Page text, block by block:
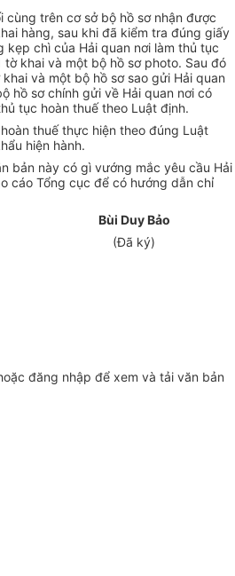
cùng trên cơ sở bộ hồ sơ nhận được
hàng, sau khi đã kiểm tra đúng giấy
kẹp chì của Hải quan nơi làm thủ tục
khai và một bộ hồ sơ photo. Sau đó
và một bộ hồ sơ sao gửi Hải quan
hồ sơ chính gửi về Hải quan nơi có
tục hoàn thuế theo Luật định.
thuế thực hiện theo đúng Luật
hiện hành.
bản này có gì vướng mắc yêu cầu Hải
cáo Tổng cục để có hướng dẫn chỉ
Bùi Duy Bảo
(Đã ký)
đăng nhập để xem và tải văn bản